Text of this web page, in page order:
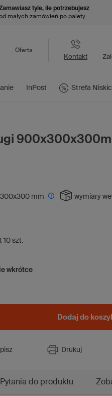
tyle, ile potrzebujesz
małych zamówień po palety
Kontakt
InPost Strefa
Oferta
mm wymiary
10 szt.
wkrótce
Dodaj do
Drukuj
Pytania do produktu